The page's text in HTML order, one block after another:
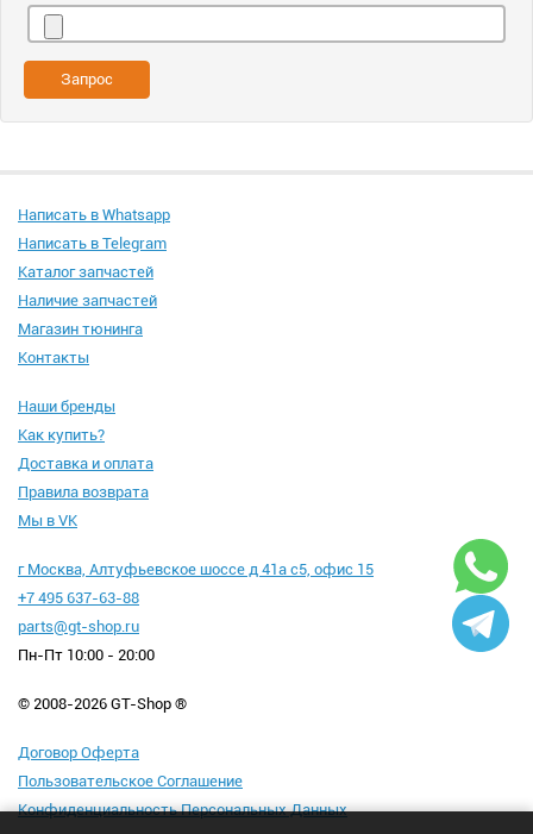
Запрос
Написать в Whatsapp
Написать в Telegram
Каталог запчастей
Наличие запчастей
Магазин тюнинга
Контакты
Наши бренды
Как купить?
Доставка и оплата
Правила возврата
Мы в VK
г Москва, Алтуфьевское шоссе д 41а с5, офис 15
+7 495 637-63-88
parts@gt-shop.ru
Пн-Пт 10:00 - 20:00
© 2008-2026 GT-Shop ®
Договор Оферта
Пользовательское Соглашение
Конфиденциальность Персональных Данных